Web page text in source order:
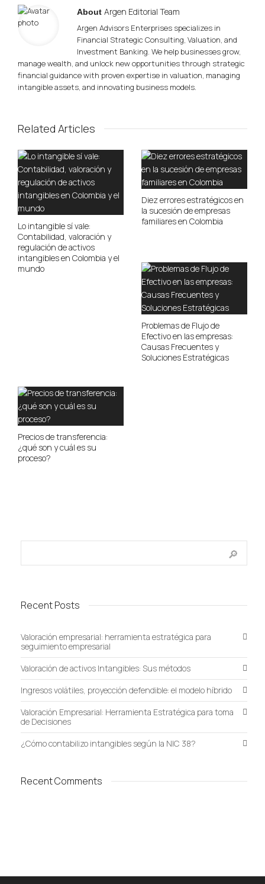
About Argen Editorial Team
Argen Advisors Enterprises specializes in
Financial Strategic Consulting, Valuation, and
Investment Banking. We help businesses grow,
manage wealth, and unlock new opportunities through strategic
financial guidance with proven expertise in valuation, managing
intangible assets, and innovating business models.
Related Articles
Lo intangible sí vale:
Contabilidad, valoración y
regulación de activos
intangibles en Colombia y el
mundo
Diez errores estratégicos en
la sucesión de empresas
familiares en Colombia
Problemas de Flujo de
Efectivo en las empresas:
Causas Frecuentes y
Soluciones Estratégicas
Precios de transferencia:
¿qué son y cuál es su
proceso?
Recent Posts
Valoración empresarial: herramienta estratégica para
seguimiento empresarial
Valoración de activos Intangibles: Sus métodos
Ingresos volátiles, proyección defendible: el modelo híbrido
Valoración Empresarial: Herramienta Estratégica para toma
de Decisiones
¿Cómo contabilizo intangibles según la NIC 38?
Recent Comments